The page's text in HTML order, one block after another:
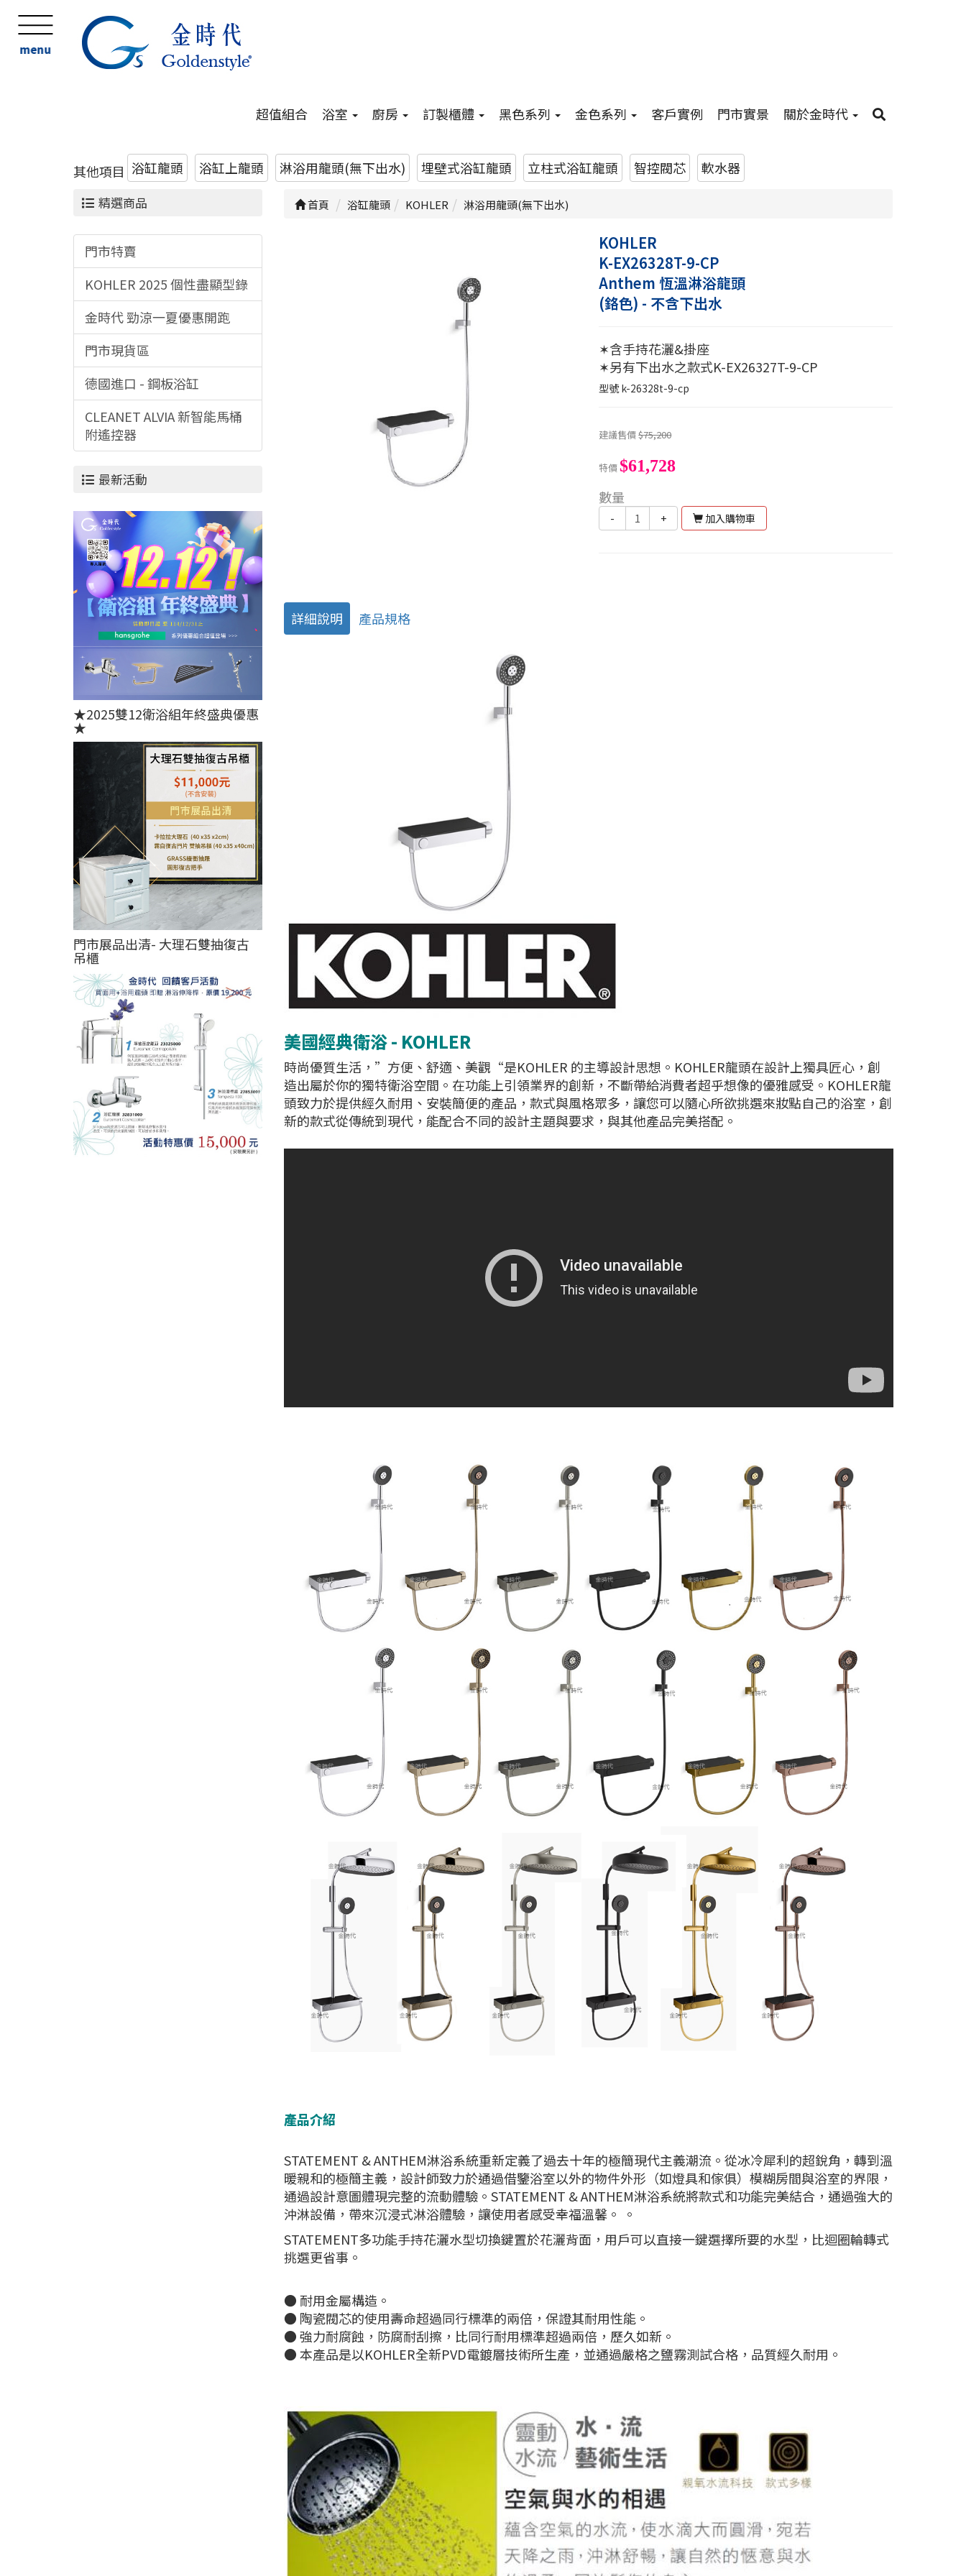
menu
超值組合 浴室 廚房 訂製櫃體 黑色系列 金色系列 客戶實例 門市實景 關於金時代
其他項目 浴缸龍頭 浴缸上龍頭 淋浴用龍頭(無下出水) 埋壁式浴缸龍頭 立柱式浴缸龍頭 智控閥芯 軟水器
精選商品
門市特賣
KOHLER 2025 個性盡顯型錄
金時代 勁涼一夏優惠開跑
門市現貨區
德國進口 - 鋼板浴缸
CLEANET ALVIA 新智能馬桶
附遙控器
最新活動
★2025雙12衛浴組年終盛典優惠
★
門市展品出清- 大理石雙抽復古
吊櫃
首頁 浴缸龍頭 KOHLER 淋浴用龍頭(無下出水)
KOHLER
K-EX26328T-9-CP
Anthem 恆溫淋浴龍頭
(鉻色) - 不含下出水
✶含手持花灑&掛座
✶另有下出水之款式K-EX26327T-9-CP
型號k-26328t-9-cp
建議售價$75,200
特價$61,728
數量
- + 加入購物車
詳細說明 產品規格
美國經典衛浴 - KOHLER
時尚優質生活，”方便、舒適、美觀“是KOHLER 的主導設計思想。KOHLER龍頭在設計上獨具匠心，創
造出屬於你的獨特衛浴空間。在功能上引領業界的創新，不斷帶給消費者超乎想像的優雅感受。KOHLER龍
頭致力於提供經久耐用、安裝簡便的產品，款式與風格眾多，讓您可以隨心所欲挑選來妝點自己的浴室，創
新的款式從傳統到現代，能配合不同的設計主題與要求，與其他產品完美搭配。
產品介紹
STATEMENT & ANTHEM淋浴系統重新定義了過去十年的極簡現代主義潮流。從冰冷犀利的超銳角，轉到溫
暖親和的極簡主義，設計師致力於通過借鑒浴室以外的物件外形（如燈具和傢俱）模糊房間與浴室的界限，
通過設計意圖體現完整的流動體驗。STATEMENT & ANTHEM淋浴系統將款式和功能完美結合，通過強大的
沖淋設備，帶來沉浸式淋浴體驗，讓使用者感受幸福溫馨。 。
STATEMENT多功能手持花灑水型切換鍵置於花灑背面，用戶可以直接一鍵選擇所要的水型，比迴圈輪轉式
挑選更省事。
● 耐用金屬構造。
● 陶瓷閥芯的使用壽命超過同行標準的兩倍，保證其耐用性能。
● 強力耐腐蝕，防腐耐刮擦，比同行耐用標準超過兩倍，歷久如新。
● 本產品是以KOHLER全新PVD電鍍層技術所生產，並通過嚴格之鹽霧測試合格，品質經久耐用。